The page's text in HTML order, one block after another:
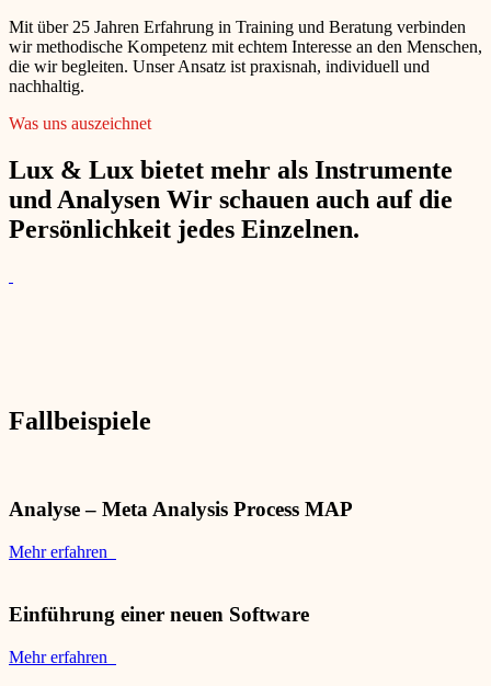
Mit über 25 Jahren Erfahrung in Training und Beratung verbinden
wir methodische Kompetenz mit echtem Interesse an den Menschen,
die wir begleiten. Unser Ansatz ist praxisnah, individuell und
nachhaltig.
Was uns auszeichnet
Lux & Lux bietet mehr als Instrumente
und Analysen Wir schauen auch auf die
Persönlichkeit jedes Einzelnen.
Fallbeispiele
Analyse – Meta Analysis Process MAP
Mehr erfahren
Einführung einer neuen Software
Mehr erfahren